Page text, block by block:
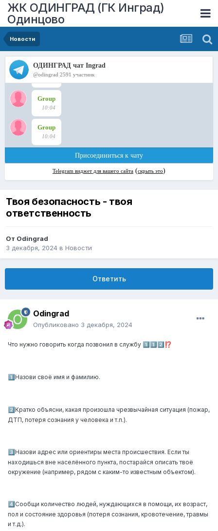
ЖК ОДИНГРАД (ГК Инград)
Одинцово
Новости
Твоя безопасность - твоя
ответственность
От Odingrad
3 декабря, 2024 в Новости
Ответить
Odingrad
Опубликовано 3 декабря, 2024
Что нужно говорить когда позвонил в службу 1️⃣ 1️⃣ 2️⃣ ⁉️
1️⃣ Назови своё имя и фамилию.
2️⃣ Кратко объясни, какая произошла чрезвычайная ситуация (пожар,
ДТП, потеря сознания у человека и т.п.).
3️⃣ Назови адрес или ориентиры места происшествия. Если ты
находишься вне населённого пункта, постарайся описать твоё
окружение (например, рядом с каким-то известным объектом).
4️⃣ Сообщи количество людей, нуждающихся в помощи, их возраст,
пол и состояние здоровья (потеря сознания, кровотечение, травмы
и т.д.).